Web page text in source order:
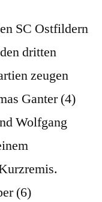
SC Ostfildern
dritten
zeugen
Ganter (4)
Wolfgang
(6)